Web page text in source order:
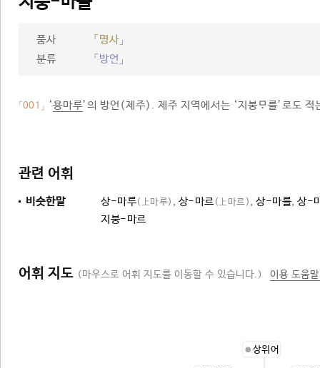
품사
「명사」
분류
「방언」
「001」 ‘용마루’의 방언(제주). 제주 지역에서는 ‘지붕를’로도 적
관련 어휘
비슷한말 상-마루(上마루) , 상-마르 (上마르) , 상-마를, 상-
지붕-마르
어휘 지도 (마우스로 어휘 지도를 이동할 수 있습니다.) 이용 도움
상위어